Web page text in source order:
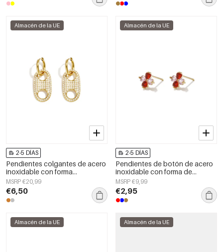
Almacén de la UE
2-5 DÍAS
Pendientes colgantes de acero
inoxidable con forma
geométrica, sencillos para el día
a día, de la serie Simple. Joyería
para mujer.
MSRP €20,99
€6,50
Almacén de la UE
2-5 DÍAS
Pendientes de botón de acero
inoxidable con forma de
corazón, sencillos, de la serie
Daily Simple, joyería para mujer.
MSRP €9,99
€2,95
Almacén de la UE Almacén de la UE